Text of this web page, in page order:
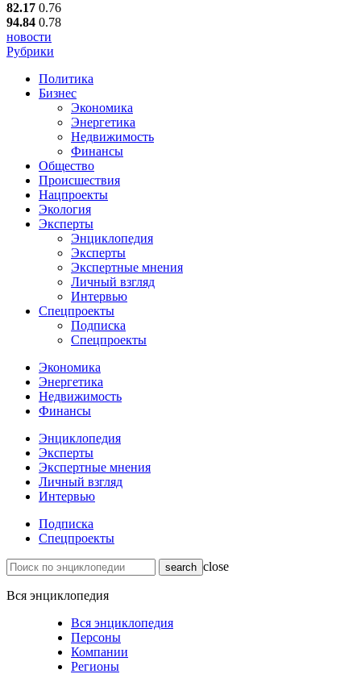
82.17 0.76
94.84 0.78
новости
Рубрики
Политика
Бизнес
Экономика
Энергетика
Недвижимость
Финансы
Общество
Происшествия
Нацпроекты
Экология
Эксперты
Энциклопедия
Эксперты
Экспертные мнения
Личный взгляд
Интервью
Спецпроекты
Подписка
Спецпроекты
Экономика
Энергетика
Недвижимость
Финансы
Энциклопедия
Эксперты
Экспертные мнения
Личный взгляд
Интервью
Подписка
Спецпроекты
close
Вся энциклопедия
Вся энциклопедия
Персоны
Компании
Регионы